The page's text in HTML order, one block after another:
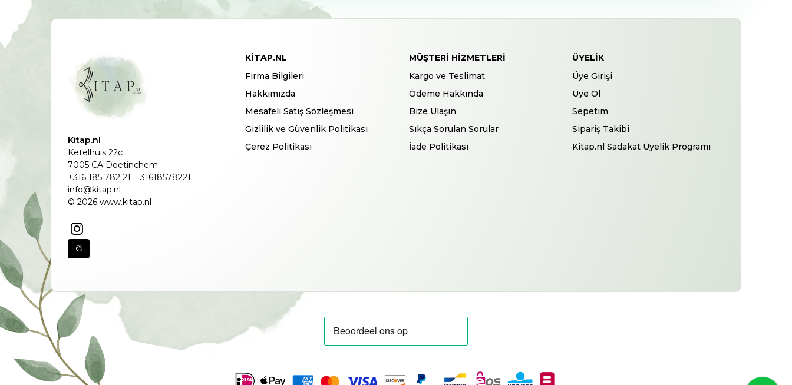
Kitap.nl
Ketelhuis 22c
7005 CA Doetinchem
+316 185 782 21
31618578221
info@kitap.nl
© 2026 www.kitap.nl
KITAP.NL
Firma Bilgileri
Hakkımızda
Mesafeli Satış Sözleşmesi
Gizlilik ve Güvenlik Politikası
Çerez Politikası
MÜŞTERI HIZMETLERI
Kargo ve Teslimat
Ödeme Hakkında
Bize Ulaşın
Sıkça Sorulan Sorular
İade Politikası
ÜYELIK
Üye Girişi
Üye Ol
Sepetim
Sipariş Takibi
Kitap.nl Sadakat Üyelik Programı